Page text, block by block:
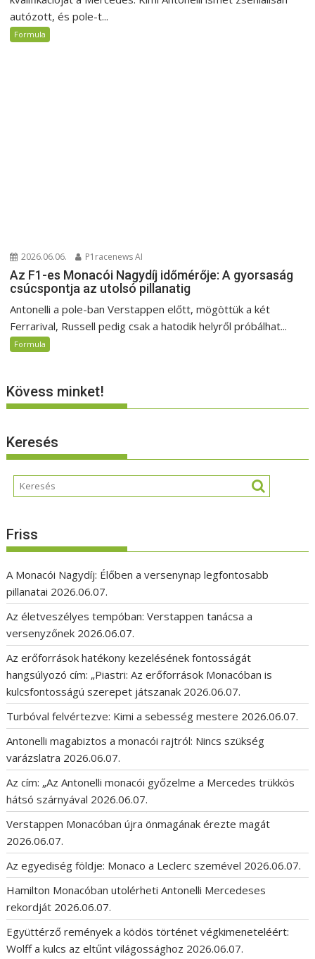
autózott, és pole-t...
Formula
2026.06.06. P1racenews AI
Az F1-es Monacói Nagydíj időmérője: A gyorsaság
csúcspontja az utolsó pillanatig
Antonelli a pole-ban Verstappen előtt, mögöttük a két
Ferrarival, Russell pedig csak a hatodik helyről próbálhat...
Formula
Kövess minket!
Keresés
Friss
A Monacói Nagydíj: Élőben a versenynap legfontosabb
pillanatai 2026.06.07.
Az életveszélyes tempóban: Verstappen tanácsa a
versenyzőnek 2026.06.07.
Az erőforrások hatékony kezelésének fontosságát
hangsúlyozó cím: „Piastri: Az erőforrások Monacóban is
kulcsfontosságú szerepet játszanak 2026.06.07.
Turbóval felvértezve: Kimi a sebesség mestere 2026.06.07.
Antonelli magabiztos a monacói rajtról: Nincs szükség
varázslatra 2026.06.07.
Az cím: „Az Antonelli monacói győzelme a Mercedes trükkös
hátsó szárnyával 2026.06.07.
Verstappen Monacóban újra önmagának érezte magát
2026.06.07.
Az egyediség földje: Monaco a Leclerc szemével 2026.06.07.
Hamilton Monacóban utolérheti Antonelli Mercedeses
rekordját 2026.06.07.
Együttérző remények a ködös történet végkimeneteléért:
Wolff a kulcs az eltűnt világossághoz 2026.06.07.